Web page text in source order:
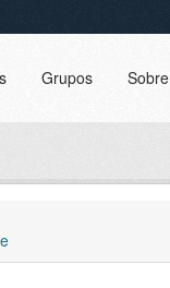
Grupos Sobre